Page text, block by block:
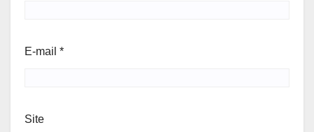
E-mail *
Site